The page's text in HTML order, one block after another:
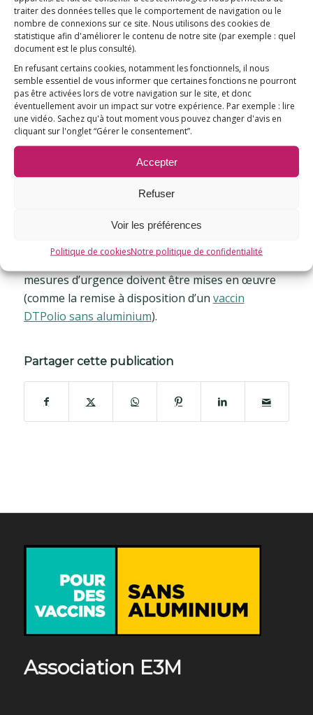
traiter des données telles que le comportement de navigation ou le
nombre de connexions sur ce site. Nous utilisons des cookies de
statistique afin d'améliorer le contenu de notre site (par exemple : quel
document est le plus consulté).
En refusant certains cookies, notamment les fonctionnels, il nous
semble essentiel de vous informer que certaines fonctions ne pourront
pas être activées lors de votre navigation sur le site, et donc
éventuellement avoir un impact sur votre expérience. Par exemple : lire
une vidéo. Sachez qu'à tout moment vous pouvez changer d'avis en
cliquant sur l'onglet “Gérer le consentement”.
Accepter
Refuser
Voir les préférences
Politique de cookiesNotre politique de confidentialité
sujet n’a pourtant pas (ou très peu) été traité,
malgré les amendements déposés par le groupe
écologiste à l’Assemblée Nationale. Le dépôt de
ces amendements au Sénat rappelle la nécessité
d’un débat transparent et sérieux sur cette
question de santé publique.
Les alertes liées à la présence d’aluminium dans
internationaux reconnus. De nombreuses
personnes sont aujourd’hui victimes de cet
sécurité vaccinale (et particulièrement sur
d’experts indépendants doit être créé et des
mesures d’urgence doivent être mises en œuvre
(comme la remise à disposition d’un vaccin
DTPolio sans aluminium).
Partager cette publication
Association E3M